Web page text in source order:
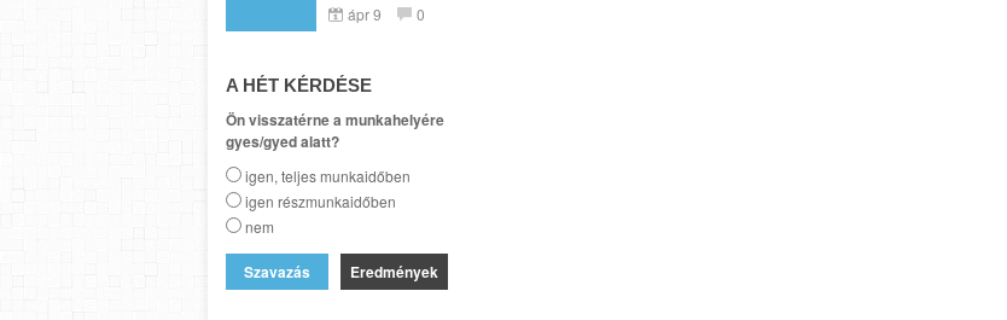
ápr 9 0
A HÉT KÉRDÉSE
Ön visszatérne a munkahelyére
gyes/gyed alatt?
igen, teljes munkaidőben
igen részmunkaidőben
nem
Eredmények